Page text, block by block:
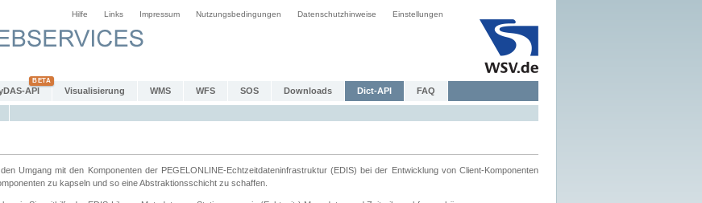
Hilfe Links Impressum Nutzungsbedingungen Datenschutzhinweise Einstellungen
API Visualisierung WMS WFS SOS Downloads Dict-API FAQ
Umgang mit den Komponenten der PEGELONLINE-Echtzeitdateninfrastruktur (EDIS) bei der Entwicklung von Client-Komponenten
zu kapseln und so eine Abstraktionsschicht zu schaffen.